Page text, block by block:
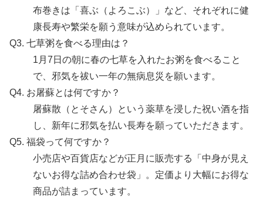
布巻きは「喜ぶ（よろこぶ）」など、それぞれに健
康長寿や繁栄を願う意味が込められています。
Q3. 七草粥を食べる理由は？
1月7日の朝に春の七草を入れたお粥を食べること
で、邪気を祓い一年の無病息災を願います。
Q4. お屠蘇とは何ですか？
屠蘇散（とそさん）という薬草を浸した祝い酒を指
し、新年に邪気を払い長寿を願っていただきます。
Q5. 福袋って何ですか？
小売店や百貨店などが正月に販売する「中身が見え
ないお得な詰め合わせ袋」。定価より大幅にお得な
商品が詰まっています。